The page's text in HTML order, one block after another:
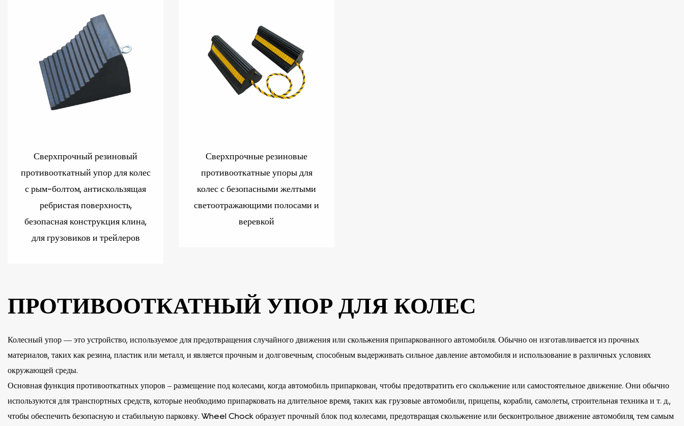
Сверхпрочный резиновый
противооткатный упор для колес
с рым-болтом, антискользящая
ребристая поверхность,
безопасная конструкция клина,
для грузовиков и трейлеров
Сверхпрочные резиновые
противооткатные упоры для
колес с безопасными желтыми
светоотражающими полосами и
веревкой
ПРОТИВООТКАТНЫЙ УПОР ДЛЯ КОЛЕС
Колесный упор — это устройство, используемое для предотвращения случайного движения или скольжения припаркованного автомобиля. Обычно он изготавливается из прочных
материалов, таких как резина, пластик или металл, и является прочным и долговечным, способным выдерживать сильное давление автомобиля и использование в различных условиях
окружающей среды.
Основная функция противооткатных упоров – размещение под колесами, когда автомобиль припаркован, чтобы предотвратить его скольжение или самостоятельное движение. Они обычно
используются для транспортных средств, которые необходимо припарковать на длительное время, таких как грузовые автомобили, прицепы, корабли, самолеты, строительная техника и т. д.,
чтобы обеспечить безопасную и стабильную парковку. Wheel Chock образует прочный блок под колесами, предотвращая скольжение или бесконтрольное движение автомобиля, тем самым